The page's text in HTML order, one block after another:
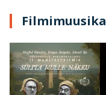
Filmimuusika